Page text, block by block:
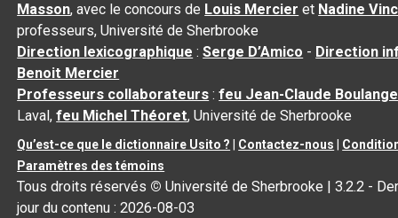
Masson, avec le concours de Louis Mercier et Nadine
professeurs, Université de Sherbrooke
Direction lexicographique :Serge D’Amico - Direction
Benoit Mercier
Professeurs collaborateurs :feu Jean-Claude
Laval,feu Michel Théoret, Université de Sherbrooke
Qu’est-ce que le dictionnaire Usito ? Contactez-nous
Paramètres des témoins
Tous droits réservés © Université de Sherbrooke |3.2.2 -
jour du contenu :2026-08-03